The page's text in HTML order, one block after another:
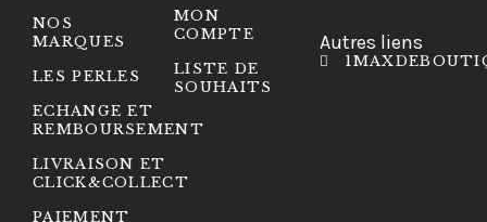
NOS
MARQUES
LES PERLES
ECHANGE ET
REMBOURSEMENT
LIVRAISON ET
CLICK&COLLECT
PAIEMENT
MON
COMPTE
LISTE DE
SOUHAITS
Autres liens